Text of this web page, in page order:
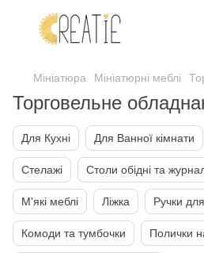
Мініатюра Мініатюрні меблі
Торговельне
Для Кухні Для Ванної кімнати
Стелажі Столи обідні та
М'які меблі Ліжка Ручки
Комоди та тумбочки Полички